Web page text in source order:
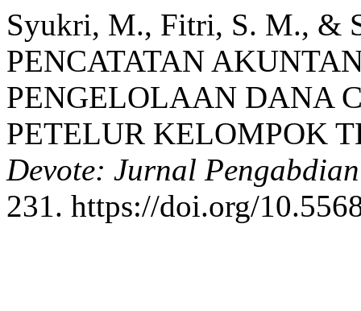
Syukri, M., Fitri, S. M., &
PENCATATAN
PENGELOLAAN DANA
PETELUR KELOMPOK
Devote: Jurnal
231. https://doi.org/